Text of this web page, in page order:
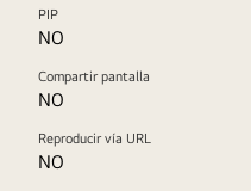
PIP
NO
Compartir pantalla
NO
Reproducir vía URL
NO